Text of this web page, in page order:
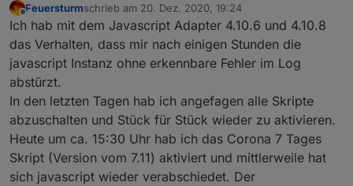
Offline
Feuersturmschrieb am 20. Dez. 2020, 19:24
zuletzt editiert von
Ich hab mit dem Javascript Adapter 4.10.6 und 4.10.8
das Verhalten, dass mir nach einigen Stunden die
javascript Instanz ohne erkennbare Fehler im Log
abstürzt.
In den letzten Tagen hab ich angefagen alle Skripte
abzuschalten und Stück für Stück wieder zu aktivieren.
Heute um ca. 15:30 Uhr hab ich das Corona 7 Tages
Skript (Version vom 7.11) aktiviert und mittlerweile hat
sich javascript wieder verabschiedet. Der